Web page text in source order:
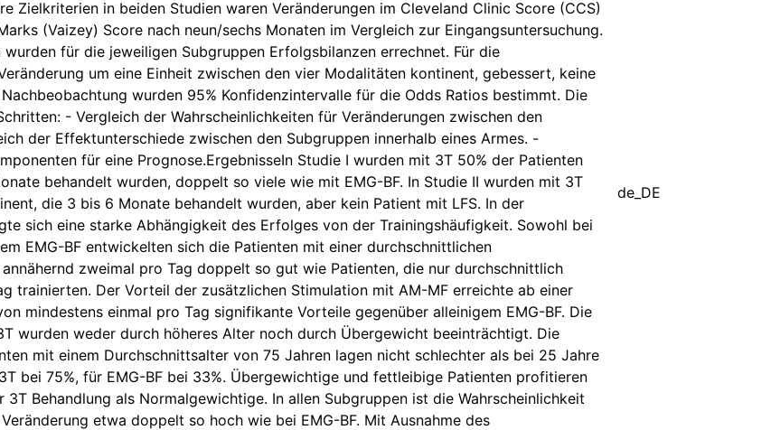
Zielkriterien in beiden Studien waren Veränderungen im Cleveland Clinic Score (CCS)
(Vaizey) Score nach neun/sechs Monaten im Vergleich zur Eingangsuntersuchung.
wurden für die jeweiligen Subgruppen Erfolgsbilanzen errechnet. Für die
um eine Einheit zwischen den vier Modalitäten kontinent, gebessert, keine
wurden 95% Konfidenzintervalle für die Odds Ratios bestimmt. Die
- Vergleich der Wahrscheinlichkeiten für Veränderungen zwischen den
der Effektunterschiede zwischen den Subgruppen innerhalb eines Armes. -
für eine Prognose.ErgebnisseIn Studie I wurden mit 3T 50% der Patienten
behandelt wurden, doppelt so viele wie mit EMG-BF. In Studie II wurden mit 3T
die 3 bis 6 Monate behandelt wurden, aber kein Patient mit LFS. In der
sich eine starke Abhängigkeit des Erfolges von der Trainingshäufigkeit. Sowohl bei
EMG-BF entwickelten sich die Patienten mit einer durchschnittlichen
zweimal pro Tag doppelt so gut wie Patienten, die nur durchschnittlich
trainierten. Der Vorteil der zusätzlichen Stimulation mit AM-MF erreichte ab einer
mindestens einmal pro Tag signifikante Vorteile gegenüber alleinigem EMG-BF. Die
wurden weder durch höheres Alter noch durch Übergewicht beeinträchtigt. Die
mit einem Durchschnittsalter von 75 Jahren lagen nicht schlechter als bei 25 Jahre
bei 75%, für EMG-BF bei 33%. Übergewichtige und fettleibige Patienten profitieren
Behandlung als Normalgewichtige. In allen Subgruppen ist die Wahrscheinlichkeit
etwa doppelt so hoch wie bei EMG-BF. Mit Ausnahme des
de_DE